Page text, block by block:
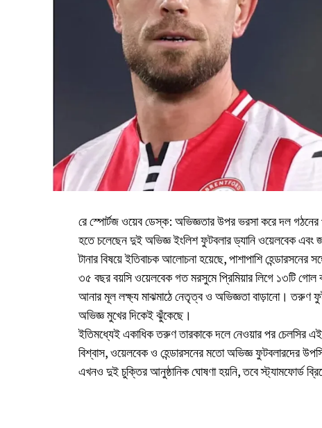
রে স্পোর্টজ ওয়েব ডেস্ক: অভিজ্ঞতার উপর ভরসা করে দল
হতে চলেছেন দুই অভিজ্ঞ ইংলিশ ফুটবলার ড্যানি ওয়েলবেক এবং
টানার বিষয়ে ইতিবাচক আলোচনা হয়েছে, পাশাপাশি হেন্ডারসনের
৩৫ বছর বয়সি ওয়েলবেক গত মরসুমে প্রিমিয়ার লিগে ১৩টি গোল
আনার মূল লক্ষ্য মাঝমাঠে নেতৃত্ব ও অভিজ্ঞতা বাড়ানো। তরুণ
অভিজ্ঞ মুখের দিকেই ঝুঁকেছে।
ইতিমধ্যেই একাধিক তরুণ তারকাকে দলে নেওয়ার পর
বিশ্বাস, ওয়েলবেক ও হেন্ডারসনের মতো অভিজ্ঞ ফুটবলারদের
এখনও দুই চুক্তির আনুষ্ঠানিক ঘোষণা হয়নি, তবে স্ট্যামফোর্ড